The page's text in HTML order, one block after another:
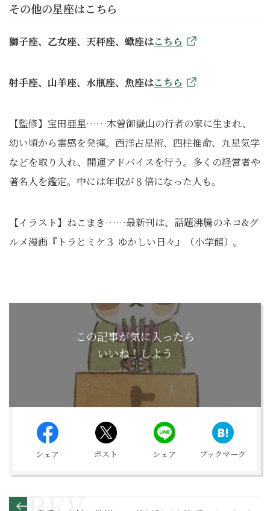
その他の星座はこちら
獅子座、乙女座、天秤座、蠍座はこちら
射手座、山羊座、水瓶座、魚座はこちら
【監修】宝田亜星……木曽御嶽山の行者の家に生まれ、
幼い頃から霊感を発揮。西洋占星術、四柱推命、九星気学
などを取り入れ、開運アドバイスを行う。多くの経営者や
著名人を鑑定。中には年収が８倍になった人も。
【イラスト】ねこまき……最新刊は、話題沸騰のネコ&グ
ルメ漫画『トラとミケ３ ゆかしい日々』（小学館）。
この記事が気に入ったら
いいね！しよう
シェア ポスト シェア ブックマーク